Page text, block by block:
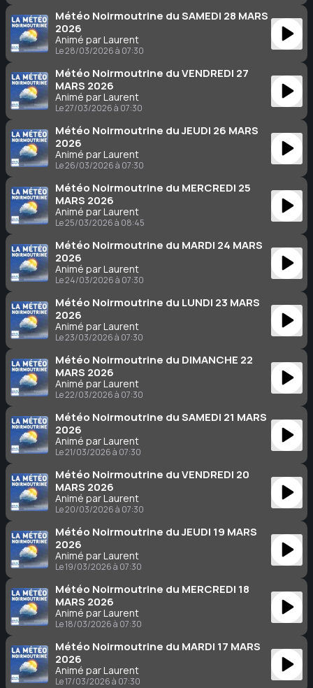
Météo Noirmoutrine du SAMEDI 28 MARS
2026
Animé par Laurent
Le 28/03/2026 à 07:30
Météo Noirmoutrine du VENDREDI 27
MARS 2026
Animé par Laurent
Le 27/03/2026 à 07:30
Météo Noirmoutrine du JEUDI 26 MARS
2026
Animé par Laurent
Le 26/03/2026 à 07:30
Météo Noirmoutrine du MERCREDI 25
MARS 2026
Animé par Laurent
Le 25/03/2026 à 08:45
Météo Noirmoutrine du MARDI 24 MARS
2026
Animé par Laurent
Le 24/03/2026 à 07:30
Météo Noirmoutrine du LUNDI 23 MARS
2026
Animé par Laurent
Le 23/03/2026 à 07:30
Météo Noirmoutrine du DIMANCHE 22
MARS 2026
Animé par Laurent
Le 22/03/2026 à 07:30
Météo Noirmoutrine du SAMEDI 21 MARS
2026
Animé par Laurent
Le 21/03/2026 à 07:30
Météo Noirmoutrine du VENDREDI 20
MARS 2026
Animé par Laurent
Le 20/03/2026 à 07:30
Météo Noirmoutrine du JEUDI 19 MARS
2026
Animé par Laurent
Le 19/03/2026 à 07:30
Météo Noirmoutrine du MERCREDI 18
MARS 2026
Animé par Laurent
Le 18/03/2026 à 07:30
Météo Noirmoutrine du MARDI 17 MARS
2026
Animé par Laurent
Le 17/03/2026 à 07:30